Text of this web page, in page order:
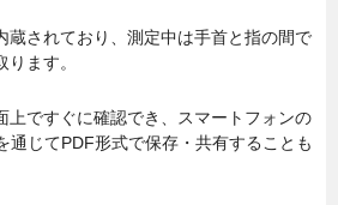
蔵されており、測定中は手首と指の間で
ます。
上ですぐに確認でき、スマートフォンの
通じてPDF形式で保存・共有することも